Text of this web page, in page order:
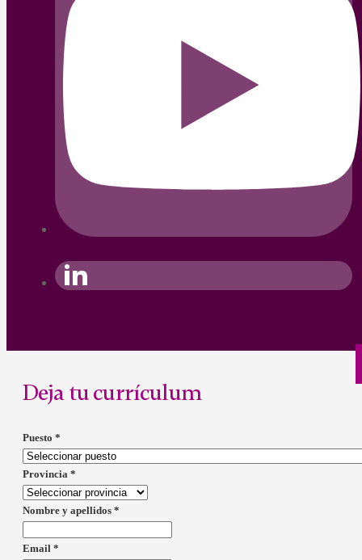
Deja tu currículum
Puesto *
Provincia *
Nombre y apellidos *
Email *